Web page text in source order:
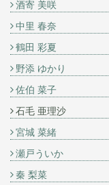
酒寄 美咲
中里 春奈
鶴田 彩夏
野添 ゆかり
佐伯 菜子
石毛 亜理沙
宮城 菜緒
瀬戸ういか
秦 梨菜